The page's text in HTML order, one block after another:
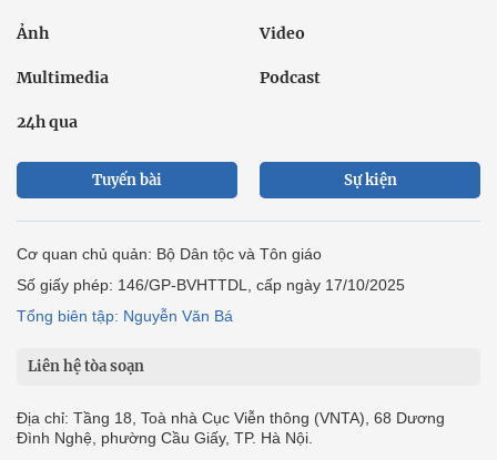
Ảnh Video
Multimedia Podcast
24h qua
Tuyến bài Sự kiện
Cơ quan chủ quản: Bộ Dân tộc và Tôn giáo
Số giấy phép: 146/GP-BVHTTDL, cấp ngày 17/10/2025
Tổng biên tập: Nguyễn Văn Bá
Liên hệ tòa soạn
Địa chỉ: Tầng 18, Toà nhà Cục Viễn thông (VNTA), 68 Dương
Đình Nghệ, phường Cầu Giấy, TP. Hà Nội.